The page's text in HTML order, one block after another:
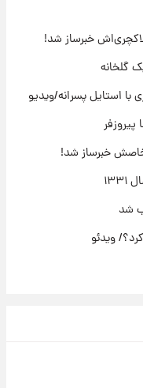
قیمت طلا ۱۸عیار امروز شنبه ۱۷ مرداد ۱۴۰۵
و سایپا امروز شنبه
خبرساز شد!
گلخانه
استایل پسرانه/ویدیو
پیروزفر
خاصش خبرساز شد!
شد
ویدئو